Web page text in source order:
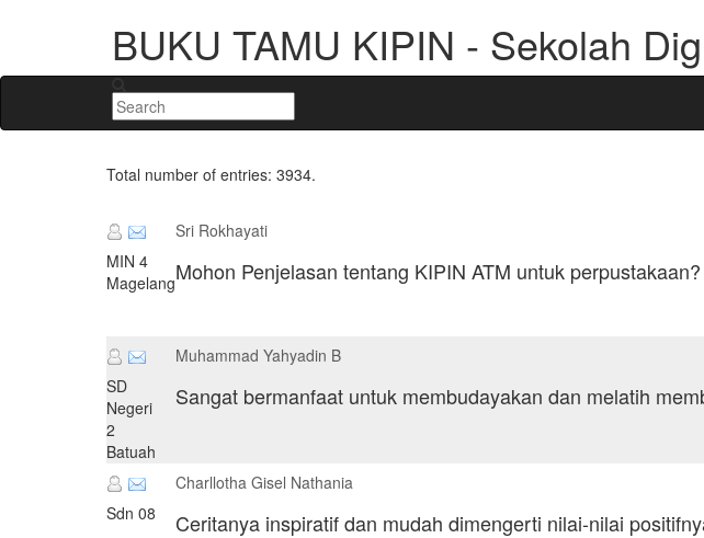
BUKU TAMU KIPIN - Sekolah
Total number of entries: 3934.
Sri Rokhayati
MIN 4
MagelangMohon Penjelasan tentang KIPIN ATM untuk
Muhammad Yahyadin B
SD
Negeri
2
Batuah
Sangat bermanfaat untuk membudayakan dan melatih
Charllotha Gisel Nathania
Sdn 08
Ceritanya inspiratif dan mudah dimengerti nilai-nilai